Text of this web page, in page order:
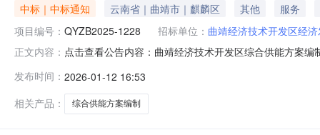
中标｜中标通知 云南省｜曲靖市｜麒麟区 其他
服务
项目编号： QYZB2025-1228 招标单位： 曲靖经济技术开发区经
正文内容： 点击查看公告内容：曲靖经济技术开发区综合供能方案
发布时间： 2026-01-12 16:53
相关产品：
综合供能方案编制